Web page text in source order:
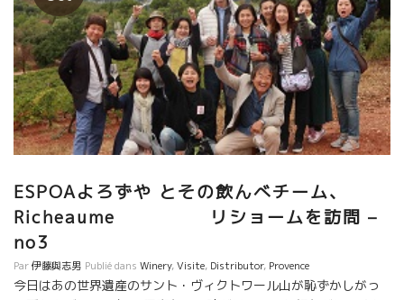
ESPOAよろずや とその飲んべチーム、
Richeaume リショームを訪問 –
no3
Par伊藤與志男 Publié dans Winery,Visite, Distributor, Provence
今日はあの世界遺産のサント・ヴィクトワール山が恥ずかしがっ